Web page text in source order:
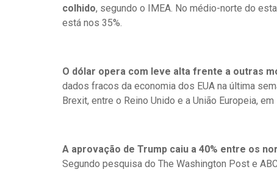
colhido, segundo o IMEA. No médio-norte do
está nos 35%.
O dólar opera com leve alta frente a outras
dados fracos da economia dos EUA na última
Brexit, entre o Reino Unido e a União Europeia, em
A aprovação de Trump caiu a 40% entre os
Segundo pesquisa do The Washington Post e